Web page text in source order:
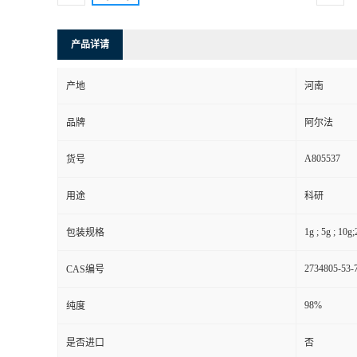
产品详请
产地 河南
品牌 阿尔法
货号 A805537
用途 科研
包装规格 1g ; 5g ;
CAS编号 2734805-53-
纯度 98%
是否进口 否